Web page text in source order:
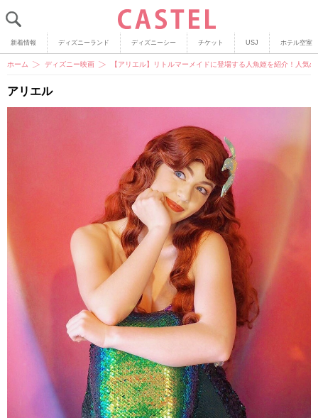
新着情報 ディズニーランド ディズニーシー チケット USJ ホテル空室
ホーム ディズニー映画 【アリエル】リトルマーメイドに登場する人魚姫を紹介！人気
アリエル